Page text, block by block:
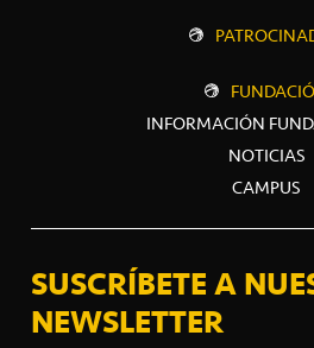
INFORMACIÓN
NOTICIAS
CAMPUS
SUSCRÍBETE A
NEWSLETTER